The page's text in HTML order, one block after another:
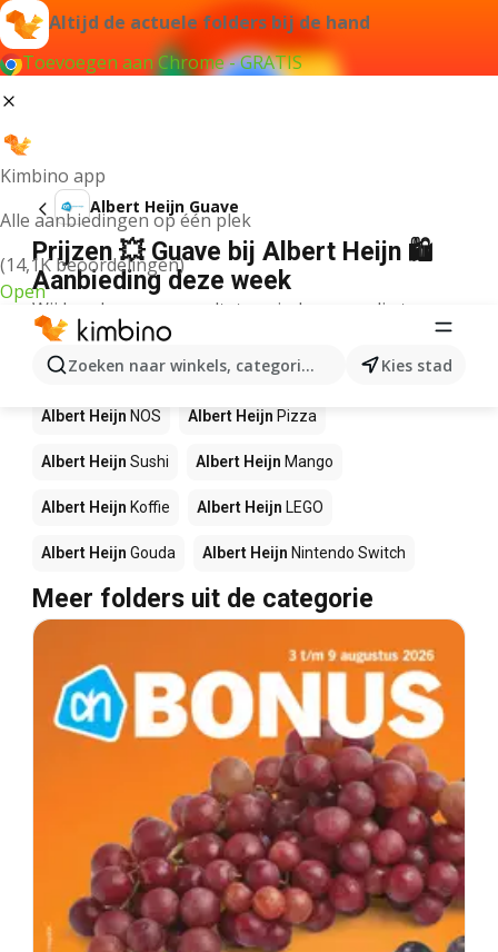
Altijd de actuele folders bij de hand
Toevoegen aan Chrome - GRATIS
Kimbino app
Alle aanbiedingen op één plek
(14,1K beoordelingen)
Open
Zoeken naar winkels, categorieën, producten...
Kies stad
Albert Heijn Guave
Prijzen 💥 Guave bij Albert Heijn 🛍️
Aanbieding deze week
Wij konden geen resultaten vinden voor die term.
Andere producten in winkels Albert
Heijn
Albert Heijn NOS Albert Heijn Pizza
Albert Heijn Sushi Albert Heijn Mango
Albert Heijn Koffie Albert Heijn LEGO
Albert Heijn Gouda Albert Heijn Nintendo Switch
Meer folders uit de categorie